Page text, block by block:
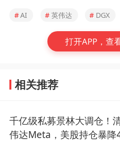
#AI # 英伟达 # DGX
打开APP，查
相关推荐
千亿级私募景林大调仓！
伟达Meta，美股持仓暴降